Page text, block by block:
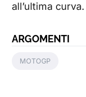
all’ultima curva.
ARGOMENTI
MOTOGP